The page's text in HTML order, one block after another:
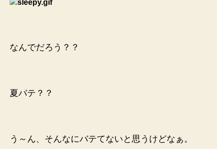
なんでだろう？？
夏バテ？？
う～ん、そんなにバテてないと思うけどなぁ。